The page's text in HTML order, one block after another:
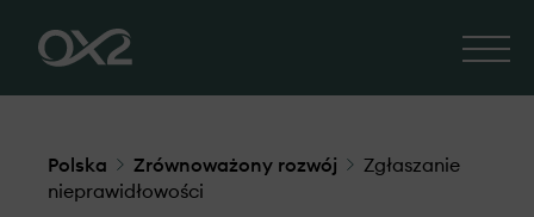
Polska Zrównoważony rozwój
Zgłaszanie
nieprawidłowości